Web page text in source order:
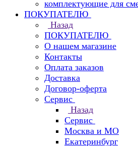
комплектующие для
ПОКУПАТЕЛЮ
Назад
ПОКУПАТЕЛЮ
О нашем магазине
Контакты
Оплата заказов
Доставка
Договор-оферта
Сервис
Назад
Сервис
Москва и МО
Екатеринбург